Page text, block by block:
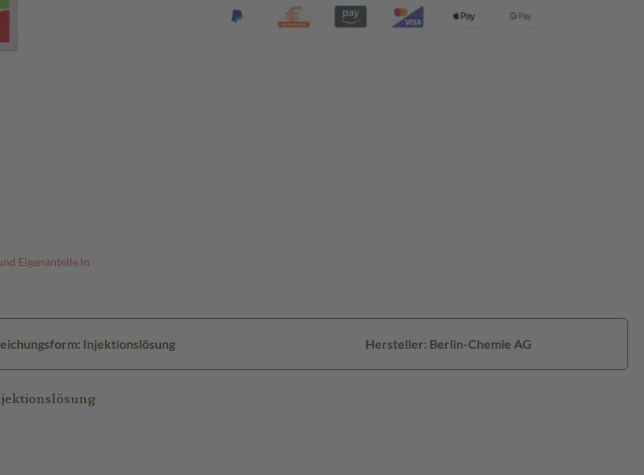
Eigenanteile in
Injektionslösung Hersteller: Berlin-Chemie AG